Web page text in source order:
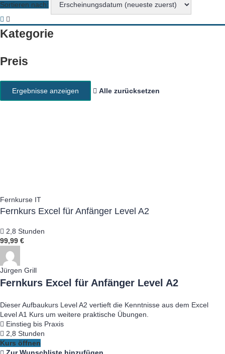
Sortieren nach:
Kategorie
Preis
Alle zurücksetzen
Fernkurse IT
Fernkurs Excel für Anfänger Level A2
2,8 Stunden
99,99 €
Jürgen Grill
Fernkurs Excel für Anfänger Level A2
Dieser Aufbaukurs Level A2 vertieft die Kenntnisse aus dem Excel
Level A1 Kurs um weitere praktische Übungen.
Einstieg bis Praxis
2,8 Stunden
Kurs öffnen